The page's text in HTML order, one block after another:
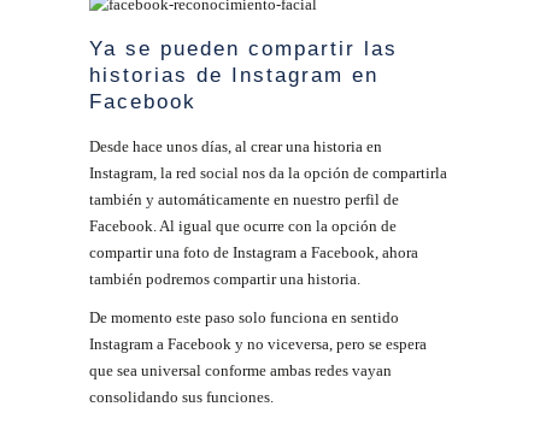
Ya se pueden compartir las
historias de Instagram en
Facebook
Desde hace unos días, al crear una historia en
Instagram, la red social nos da la opción de compartirla
también y automáticamente en nuestro perfil de
Facebook. Al igual que ocurre con la opción de
compartir una foto de Instagram a Facebook, ahora
también podremos compartir una historia.
De momento este paso solo funciona en sentido
Instagram a Facebook y no viceversa, pero se espera
que sea universal conforme ambas redes vayan
consolidando sus funciones.